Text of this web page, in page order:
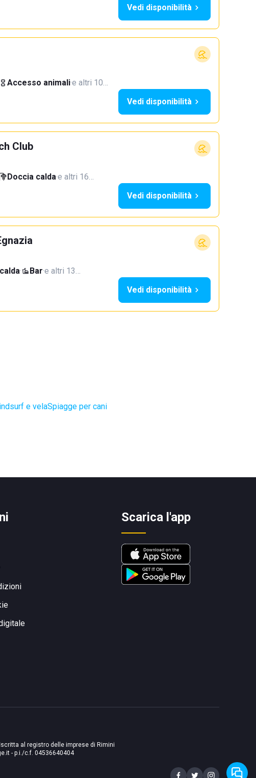
Vedi disponibilità
Accesso animali·e altri 10…
Vedi disponibilità
Club
Doccia calda·e altri 16…
Vedi disponibilità
· Bar·e altri 13…
Vedi disponibilità
e velaSpiagge per cani
Scarica l'app
al registro delle imprese di Rimini
- p.i./c.f. 04536640404